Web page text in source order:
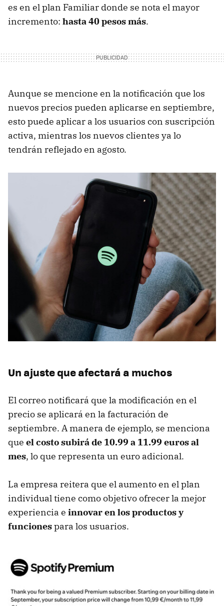
es en el plan Familiar donde se nota el mayor
incremento: hasta 40 pesos más.
Aunque se mencione en la notificación que los
nuevos precios pueden aplicarse en septiembre,
esto puede aplicar a los usuarios con suscripción
activa, mientras los nuevos clientes ya lo
tendrán reflejado en agosto.
Un ajuste que afectará a muchos
El correo notificará que la modificación en el
precio se aplicará en la facturación de
septiembre. A manera de ejemplo, se menciona
que el costo subirá de 10.99 a 11.99 euros al
mes, lo que representa un euro adicional.
La empresa reitera que el aumento en el plan
individual tiene como objetivo ofrecer la mejor
experiencia e innovar en los productos y
funcionespara los usuarios.